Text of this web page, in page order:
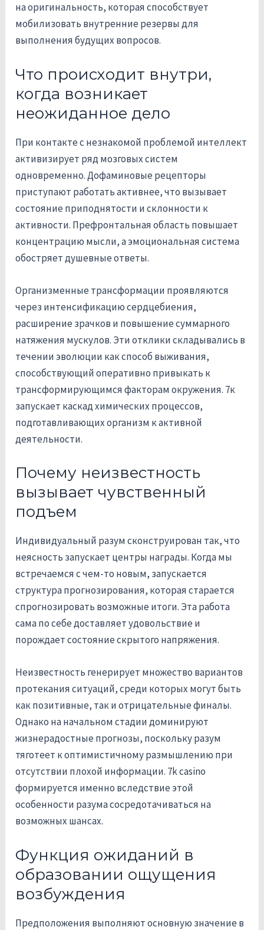
на оригинальность, которая способствует
мобилизовать внутренние резервы для
выполнения будущих вопросов.
Что происходит внутри,
когда возникает
неожиданное дело
При контакте с незнакомой проблемой интеллект
активизирует ряд мозговых систем
одновременно. Дофаминовые рецепторы
приступают работать активнее, что вызывает
состояние приподнятости и склонности к
активности. Префронтальная область повышает
концентрацию мысли, а эмоциональная система
обостряет душевные ответы.
Организменные трансформации проявляются
через интенсификацию сердцебиения,
расширение зрачков и повышение суммарного
натяжения мускулов. Эти отклики складывались в
течении эволюции как способ выживания,
способствующий оперативно привыкать к
трансформирующимся факторам окружения. 7к
запускает каскад химических процессов,
подготавливающих организм к активной
деятельности.
Почему неизвестность
вызывает чувственный
подъем
Индивидуальный разум сконструирован так, что
неясность запускает центры награды. Когда мы
встречаемся с чем-то новым, запускается
структура прогнозирования, которая старается
спрогнозировать возможные итоги. Эта работа
сама по себе доставляет удовольствие и
порождает состояние скрытого напряжения.
Неизвестность генерирует множество вариантов
протекания ситуаций, среди которых могут быть
как позитивные, так и отрицательные финалы.
Однако на начальном стадии доминируют
жизнерадостные прогнозы, поскольку разум
тяготеет к оптимистичному размышлению при
отсутствии плохой информации. 7k casino
формируется именно вследствие этой
особенности разума сосредотачиваться на
возможных шансах.
Функция ожиданий в
образовании ощущения
возбуждения
Предположения выполняют основную значение в